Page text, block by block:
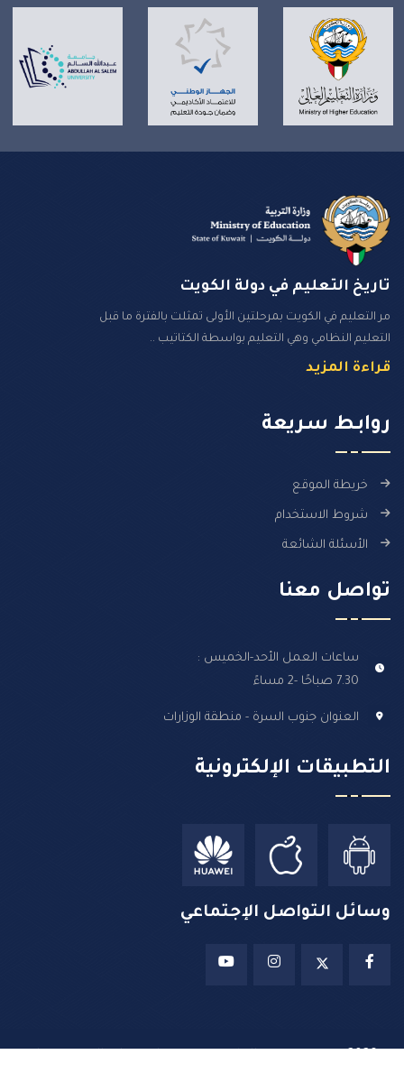
تاريخ التعليم في دولة الكويت
مر التعليم في الكويت بمرحلتين الأولى تمثلت بالفترة ما قبل
التعليم النظامي وهي التعليم بواسطة الكتاتيب ..
قراءة المزيد
روابـط سـريعة
خريطة الموقع
شروط الاستخدام
الأسئلة الشائعة
تواصل معنا
ساعات العمل الأحد-الخميس :
7.30 صباحًا -2 مساءً
العنوان جنوب السرة - منطقة الوزارات
التطبيقات الإلكترونية
وسائل التواصل الإجتماعي